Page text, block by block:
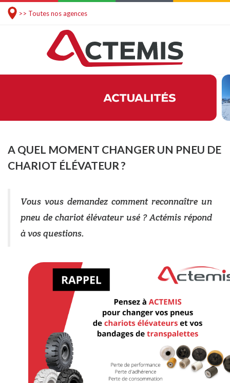
>> Toutes nos agences
A QUEL MOMENT CHANGER UN PNEU DE
CHARIOT ÉLÉVATEUR ?
Vous vous demandez comment reconnaître un
pneu de chariot élévateur usé ? Actémis répond
à vos questions.